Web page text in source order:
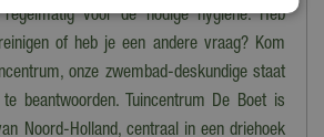
voor de nodige hygiëne. Heb
of heb je een andere vraag? Kom
onze zwembad-deskundige staat
beantwoorden. Tuincentrum De Boet is
Noord-Holland, centraal in een driehoek